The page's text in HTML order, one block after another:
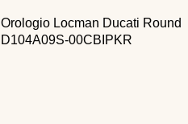
Orologio Locman Ducati Round
D104A09S-00CBIPKR